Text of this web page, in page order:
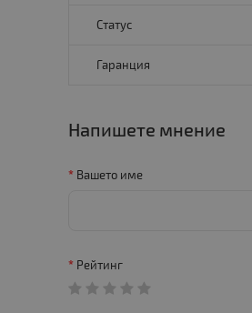
Статус
Гаранция
Напишете мнение
Вашето име
Рейтинг